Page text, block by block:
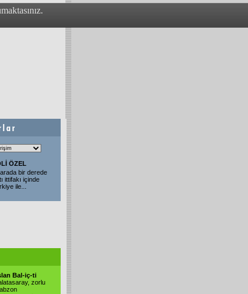
ÖZEL
bir derede
ittifakı içinde
ile
Bal-iç-ti
zorlu